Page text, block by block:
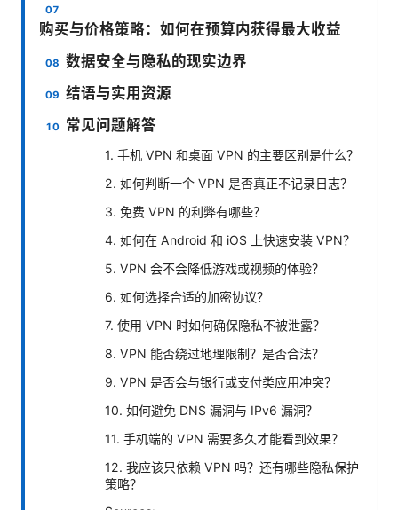
购买与价格策略：如何在预算内获得最大收益
数据安全与隐私的现实边界
结语与实用资源
常见问题解答
1. 手机 VPN 和桌面 VPN 的主要区别是什么？
2. 如何判断一个 VPN 是否真正不记录日志？
3. 免费 VPN 的利弊有哪些？
4. 如何在 Android 和 iOS 上快速安装 VPN？
5. VPN 会不会降低游戏或视频的体验？
6. 如何选择合适的加密协议？
7. 使用 VPN 时如何确保隐私不被泄露？
8. VPN 能否绕过地理限制？是否合法？
9. VPN 是否会与银行或支付类应用冲突？
10. 如何避免 DNS 漏洞与 IPv6 漏洞？
11. 手机端的 VPN 需要多久才能看到效果？
12. 我应该只依赖 VPN 吗？还有哪些隐私保护
策略？